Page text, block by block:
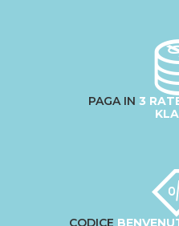
PAGA IN 3
CODICE